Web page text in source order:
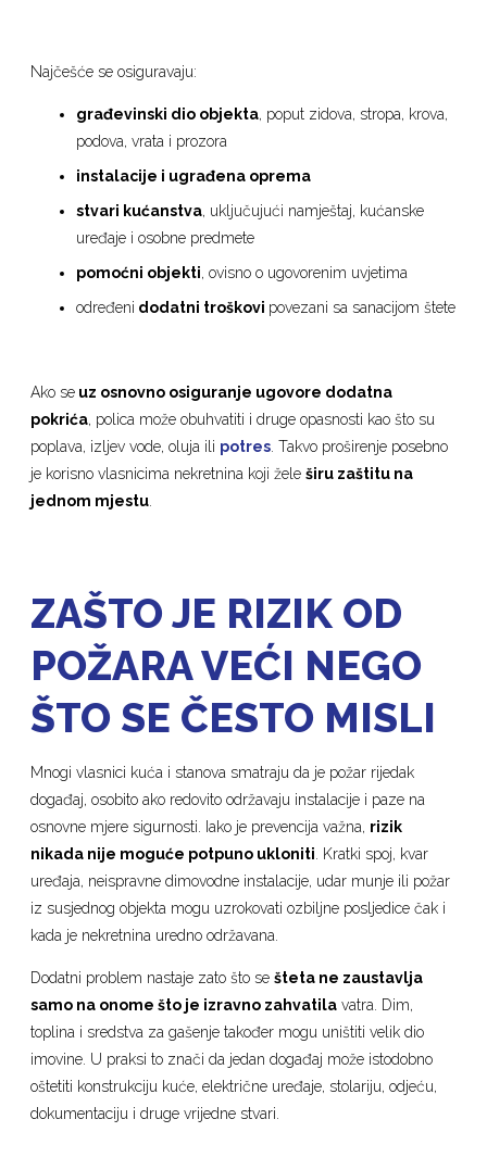
Najčešće se osiguravaju:
građevinski dio objekta, poput zidova, stropa, krova,
podova, vrata i prozora
instalacije i ugrađena oprema
stvari kućanstva, uključujući namještaj, kućanske
uređaje i osobne predmete
pomoćni objekti, ovisno o ugovorenim uvjetima
određeni dodatni troškovi povezani sa sanacijom štete
Ako se uz osnovno osiguranje ugovore dodatna
pokrića, polica može obuhvatiti i druge opasnosti kao što su
poplava, izljev vode, oluja ili potres . Takvo proširenje posebno
je korisno vlasnicima nekretnina koji želeširu zaštitu na
jednom mjestu
ZAŠTO JE RIZIK OD
POŽARA VEĆI NEGO
ŠTO SE ČESTO MISLI
Mnogi vlasnici kuća i stanova smatraju da je požar rijedak
događaj, osobito ako redovito održavaju instalacije i paze na
osnovne mjere sigurnosti. Iako je prevencija važna, rizik
nikada nije moguće potpuno ukloniti . Kratki spoj, kvar
uređaja, neispravne dimovodne instalacije, udar munje ili požar
iz susjednog objekta mogu uzrokovati ozbiljne posljedice čak i
kada je nekretnina uredno održavana.
Dodatni problem nastaje zato što sešteta ne zaustavlja
samo na onome što je izravno zahvatila vatra. Dim,
toplina i sredstva za gašenje također mogu uništiti velik dio
imovine. U praksi to znači da jedan događaj može istodobno
oštetiti konstrukciju kuće, električne uređaje, stolariju, odjeću,
dokumentaciju i druge vrijedne stvari.